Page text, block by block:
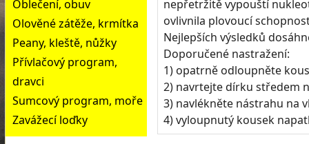
Oblečení, obuv
Olověné zátěže, krmítka
Peany, kleště, nůžky
Přívlačový program,
dravci
Sumcový program, moře
Zavážecí loďky
nepřetržitě vypouští
ovlivnila plovoucí
Nejlepších výsledků
Doporučené nastražení:
1) opatrně odloupněte
2) navrtejte dírku středem
3) navlékněte nástrahu na
4) vyloupnutý kousek